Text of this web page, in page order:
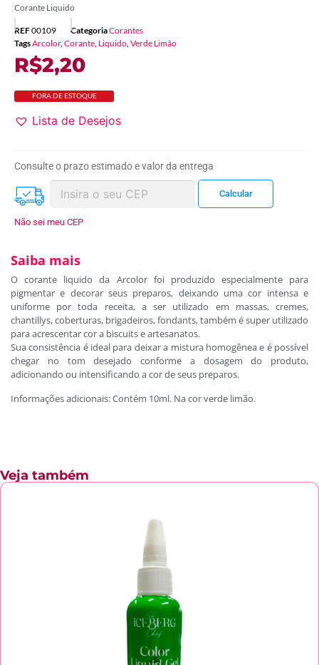
Corante Liquido
REF00109 CategoriaCorantes
TagsArcolor, Corante, Liquido, Verde Limão
R$2,20
FORA DE ESTOQUE
Lista de Desejos
Consulte o prazo estimado e valor da entrega
Não sei meu CEP
Saiba mais
O corante liquido da Arcolor foi produzido especialmente para
pigmentar e decorar seus preparos, deixando uma cor intensa e
uniforme por toda receita, a ser utilizado em massas, cremes,
chantillys, coberturas, brigadeiros, fondants, também é super utilizado
para acrescentar cor a biscuits e artesanatos.
Sua consistência é ideal para deixar a mistura homogênea e é possível
chegar no tom desejado conforme a dosagem do produto,
adicionando ou intensificando a cor de seus preparos.
Informações adicionais: Contém 10ml. Na cor verde limão.
Veja também